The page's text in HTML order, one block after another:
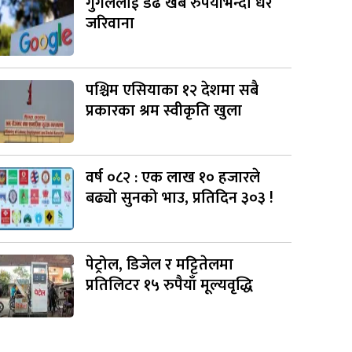
जरिवाना
पश्चिम एसियाका १२ देशमा सबै
प्रकारका श्रम स्वीकृति खुला
वर्ष ०८२ : एक लाख १० हजारले
बढ्यो सुनको भाउ, प्रतिदिन ३०३ !
पेट्रोल, डिजेल र मट्टितेलमा
प्रतिलिटर १५ रुपैयाँ मूल्यवृद्धि